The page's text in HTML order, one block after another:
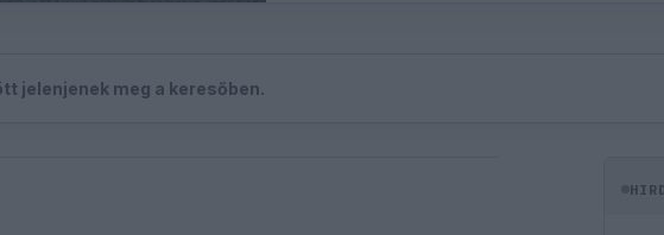
jelenjenek meg a keresőben.